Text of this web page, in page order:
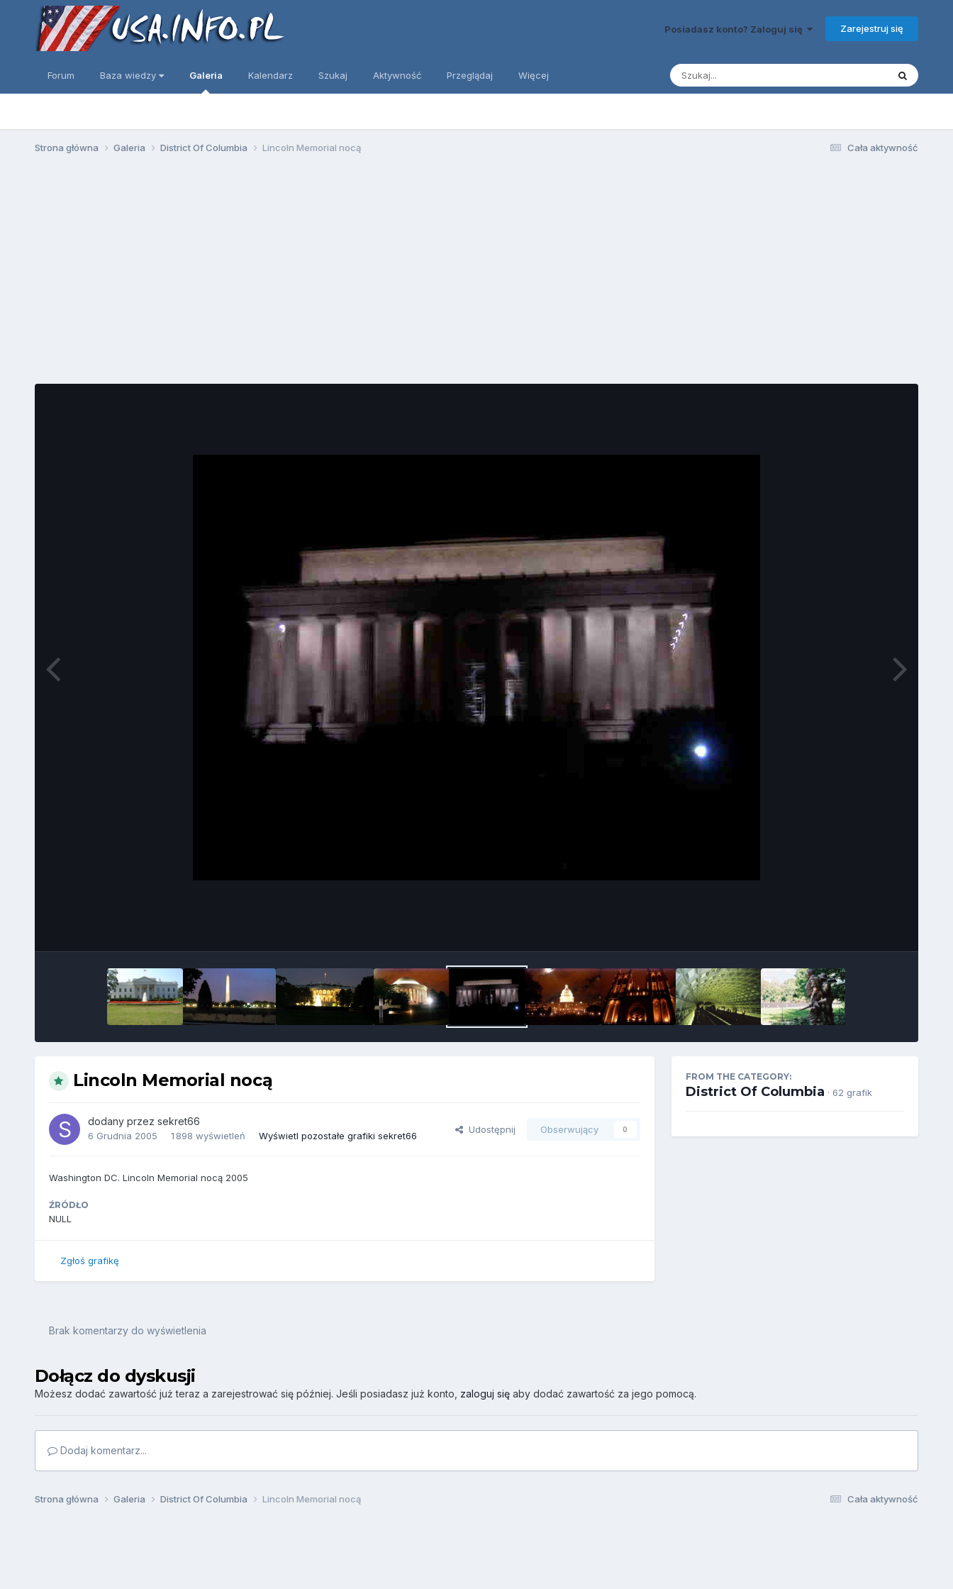
Posiadasz konto? Zaloguj się Zarejestruj się
Forum Baza wiedzy Galeria Kalendarz Szukaj Aktywność Przeglądaj Więcej
Cała aktywność
Strona główna Galeria District Of Columbia Lincoln Memorial nocą
Lincoln Memorial nocą
dodany przez sekret66
6 Grudnia 2005 1 898 wyświetleń Wyświetl pozostałe grafiki sekret66
Udostępnij Obserwujący 0
Washington DC. Lincoln Memorial nocą 2005
ŹRÓDŁO
NULL
Zgłoś grafikę
FROM THE CATEGORY:
District Of Columbia · 62 grafik
Brak komentarzy do wyświetlenia
Dołącz do dyskusji
Możesz dodać zawartość już teraz a zarejestrować się później. Jeśli posiadasz już konto, zaloguj sięaby dodać zawartość za jego pomocą.
Dodaj komentarz...
Cała aktywność
Strona główna Galeria District Of Columbia Lincoln Memorial nocą